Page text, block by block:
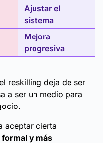
Ajustar el
sistema
Mejora
progresiva
reskilling deja de ser
a ser un medio para
aceptar cierta
y más